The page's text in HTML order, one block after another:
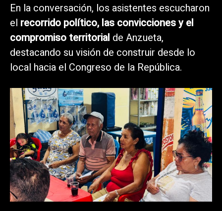
En la conversación, los asistentes escucharon
el recorrido político, las convicciones y el
compromiso territorial de Anzueta,
destacando su visión de construir desde lo
local hacia el Congreso de la República.